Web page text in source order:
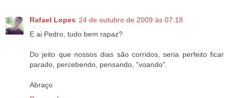
Rafael Lopes 24 de outubro de 2009 às 07:18
E ai Pedro, tudo bem rapaz?
Do jeito que nossos dias são corridos, seria perfeito ficar
parado, percebendo, pensando, "voando".
Abraço